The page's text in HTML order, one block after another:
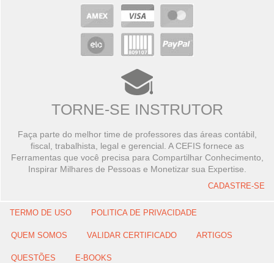
TORNE-SE INSTRUTOR
Faça parte do melhor time de professores das áreas contábil,
fiscal, trabalhista, legal e gerencial. A CEFIS fornece as
Ferramentas que você precisa para Compartilhar Conhecimento,
Inspirar Milhares de Pessoas e Monetizar sua Expertise.
CADASTRE-SE
TERMO DE USO POLITICA DE PRIVACIDADE
QUEM SOMOS VALIDAR CERTIFICADO ARTIGOS
QUESTÕES E-BOOKS